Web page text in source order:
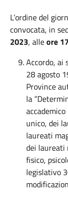
L’ordine del
convocata, in
2023, alleore
Accordo, ai
28 agosto
Province
la
unico, dei
laureati
dei laureati
fisico,
legislativo